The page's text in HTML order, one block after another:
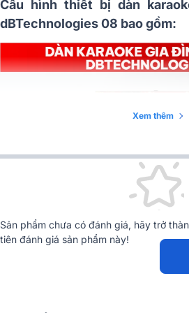
Cấu hình thiết bị dàn
dBTechnologies 08 bao gồm:
Xem thêm
Sản phẩm chưa có đánh giá, hãy trở
tiên đánh giá sản phẩm này!